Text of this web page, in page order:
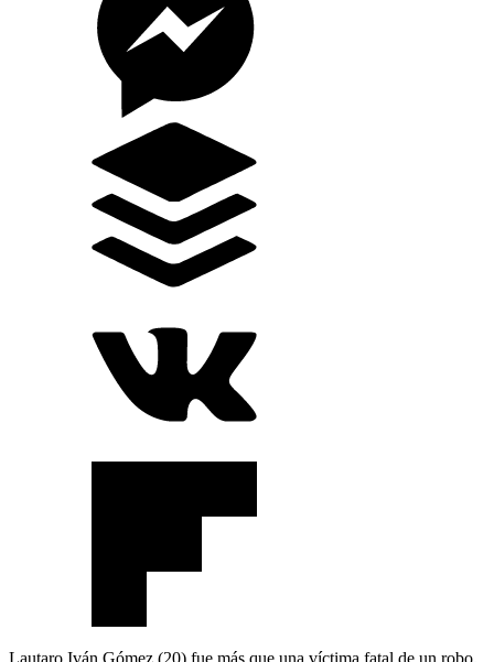
Lautaro Iván Gómez (20) fue más que una víctima fatal de un robo.